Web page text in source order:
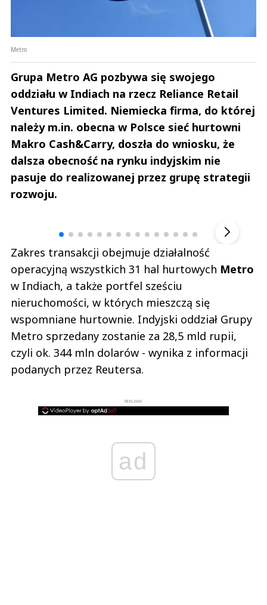
Metro
Grupa Metro AG pozbywa się swojego
oddziału w Indiach na rzecz Reliance Retail
Ventures Limited. Niemiecka firma, do której
należy m.in. obecna w Polsce sieć hurtowni
Makro Cash&Carry, doszła do wniosku, że
dalsza obecność na rynku indyjskim nie
pasuje do realizowanej przez grupę strategii
rozwoju.
Zakres transakcji obejmuje działalność
operacyjną wszystkich 31 hal hurtowych Metro
w Indiach, a także portfel sześciu
nieruchomości, w których mieszczą się
wspomniane hurtownie. Indyjski oddział Grupy
Metro sprzedany zostanie za 28,5 mld rupii,
czyli ok. 344 mln dolarów - wynika z informacji
podanych przez Reutersa.
REKLAMA
ad